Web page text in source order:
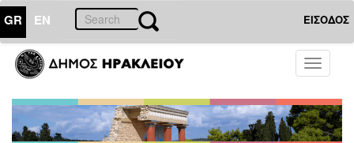
GR EN ΕΙΣΟΔΟΣ
Toggle
ΔΗΜΟΣ
Υπηρεσίες
Φορείς